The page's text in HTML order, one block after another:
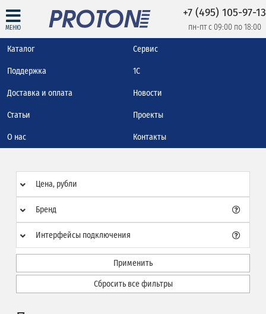
МЕНЮ
+7 (495) 105-97-13
пн-пт с 09:00 по 18:00
Каталог Сервис
Поддержка 1С
Доставка и оплата Новости
Статьи Проекты
О нас Контакты
Цена, рубли
Бренд
Интерфейсы подключения
Применить
Сбросить все фильтры